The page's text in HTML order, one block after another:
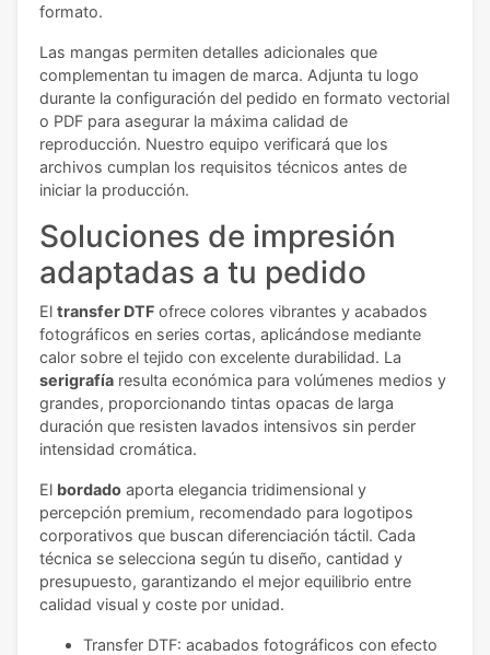
formato.
Las mangas permiten detalles adicionales que
complementan tu imagen de marca. Adjunta tu logo
durante la configuración del pedido en formato vectorial
o PDF para asegurar la máxima calidad de
reproducción. Nuestro equipo verificará que los
archivos cumplan los requisitos técnicos antes de
iniciar la producción.
Soluciones de impresión
adaptadas a tu pedido
El transfer DTF ofrece colores vibrantes y acabados
fotográficos en series cortas, aplicándose mediante
calor sobre el tejido con excelente durabilidad. La
serigrafía resulta económica para volúmenes medios y
grandes, proporcionando tintas opacas de larga
duración que resisten lavados intensivos sin perder
intensidad cromática.
El bordado aporta elegancia tridimensional y
percepción premium, recomendado para logotipos
corporativos que buscan diferenciación táctil. Cada
técnica se selecciona según tu diseño, cantidad y
presupuesto, garantizando el mejor equilibrio entre
calidad visual y coste por unidad.
Transfer DTF: acabados fotográficos con efecto